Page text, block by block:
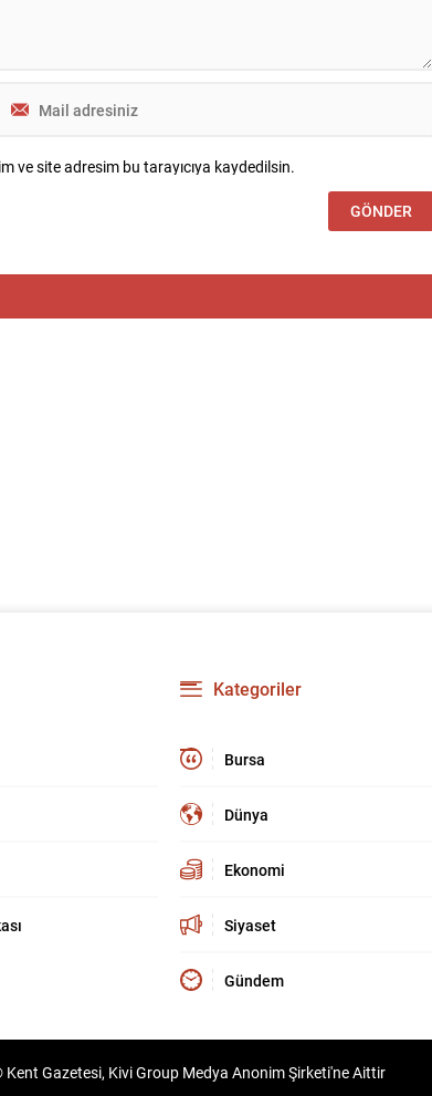
ve site adresim bu tarayıcıya kaydedilsin.
Kategoriler
Bursa
Dünya
Ekonomi
Siyaset
Gündem
Gazetesi, Kivi Group Medya Anonim Şirketi'ne Aittir